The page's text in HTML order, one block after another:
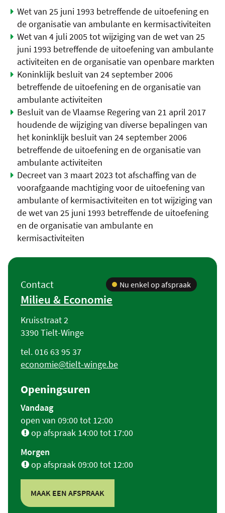
Wet van 25 juni 1993 betreffende de uitoefening en
de organisatie van ambulante en kermisactiviteiten
Wet van 4 juli 2005 tot wijziging van de wet van 25
juni 1993 betreffende de uitoefening van ambulante
activiteiten en de organisatie van openbare markten
Koninklijk besluit van 24 september 2006
betreffende de uitoefening en de organisatie van
ambulante activiteiten
Besluit van de Vlaamse Regering van 21 april 2017
houdende de wijziging van diverse bepalingen van
het koninklijk besluit van 24 september 2006
betreffende de uitoefening en de organisatie van
ambulante activiteiten
Decreet van 3 maart 2023 tot afschaffing van de
voorafgaande machtiging voor de uitoefening van
ambulante of kermisactiviteiten en tot wijziging van
de wet van 25 juni 1993 betreffende de uitoefening
en de organisatie van ambulante en
kermisactiviteiten
Contact
Contact
Milieu & Economie
Nu enkel op afspraak
Adres
Kruisstraat 2
,3390Tielt-Winge
Tel. 016 63 95 37
E-
economie@tielt-winge.be
Openingsuren
Vandaag
open van 09:00tot 12:00
op afspraak 14:00tot 17:00
Morgen
op afspraak 09:00tot 12:00
MAAK EEN AFSPRAAK